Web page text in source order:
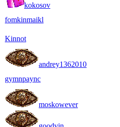
kokosov
fomkinmaikl
Kinnot
andrey1362010
gymnpaync
moskowever